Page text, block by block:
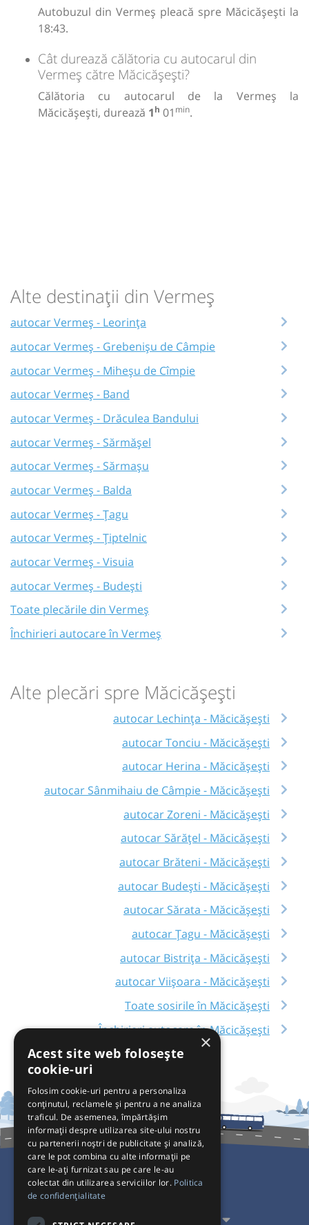
Autobuzul din Vermeș pleacă spre Măcicășești la
18:43.
Cât durează călătoria cu autocarul din
Vermeș către Măcicășești?
Călătoria cu autocarul de la Vermeș la
Măcicășești, durează 1h 01 min.
Alte destinații din Vermeș
autocar Vermeș - Leorința
autocar Vermeș - Grebenișu de Câmpie
autocar Vermeș - Miheșu de Cîmpie
autocar Vermeș - Band
autocar Vermeș - Drăculea Bandului
autocar Vermeș - Sărmășel
autocar Vermeș - Sărmașu
autocar Vermeș - Balda
autocar Vermeș - Țagu
autocar Vermeș - Țiptelnic
autocar Vermeș - Visuia
autocar Vermeș - Budești
Toate plecările din Vermeș
Închirieri autocare în Vermeș
Alte plecări spre Măcicășești
autocar Lechința - Măcicășești
autocar Tonciu - Măcicășești
autocar Herina - Măcicășești
autocar Sânmihaiu de Câmpie - Măcicășești
autocar Zoreni - Măcicășești
autocar Sărățel - Măcicășești
autocar Brăteni - Măcicășești
autocar Budești - Măcicășești
autocar Sărata - Măcicășești
autocar Țagu - Măcicășești
autocar Bistrița - Măcicășești
autocar Viișoara - Măcicășești
Toate sosirile în Măcicășești
Închirieri autocare în Măcicășești
Pentru Călători
Pentru Transportatori
×
Acest site web folosește
cookie-uri
Folosim cookie-uri pentru a personaliza
conținutul, reclamele și pentru a ne analiza
traficul. De asemenea, împărtășim
informații despre utilizarea site-ului nostru
cu partenerii noștri de publicitate și analiză,
care le pot combina cu alte informații pe
care le-ați furnizat sau pe care le-au
colectat din utilizarea serviciilor lor. Politica
de confidențialitate